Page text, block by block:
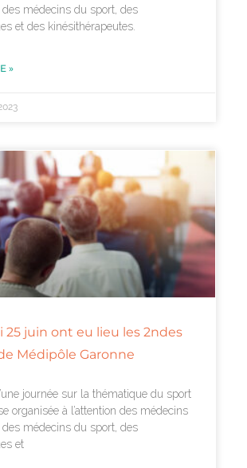
médecins du sport, des
et des kinésithérapeutes.
»
25 juin ont eu lieu les 2ndes
Médipôle Garonne
journée sur la thématique du sport
organisée à l’attention des médecins
médecins du sport, des
et